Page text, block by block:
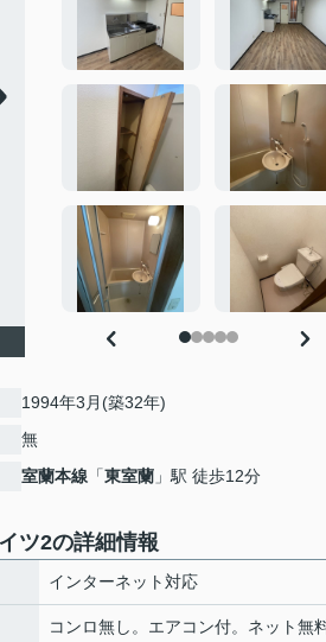
1994年3月(築32年)
無
室蘭本線 「東室蘭 」駅 徒歩12分
ツ2の詳細情報
インターネット対応
コンロ無し。エアコン付。ネット無料